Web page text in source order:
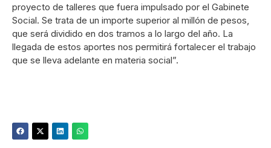
proyecto de talleres que fuera impulsado por el Gabinete
Social. Se trata de un importe superior al millón de pesos,
que será dividido en dos tramos a lo largo del año. La
llegada de estos aportes nos permitirá fortalecer el trabajo
que se lleva adelante en materia social”.